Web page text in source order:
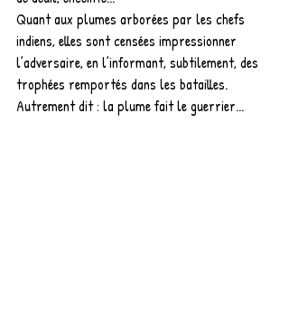
Quant aux plumes arborées par les chefs
indiens, elles sont censées impressionner
l’adversaire, en l’informant, subtilement, des
trophées remportés dans les batailles.
Autrement dit : la plume fait le guerrier...